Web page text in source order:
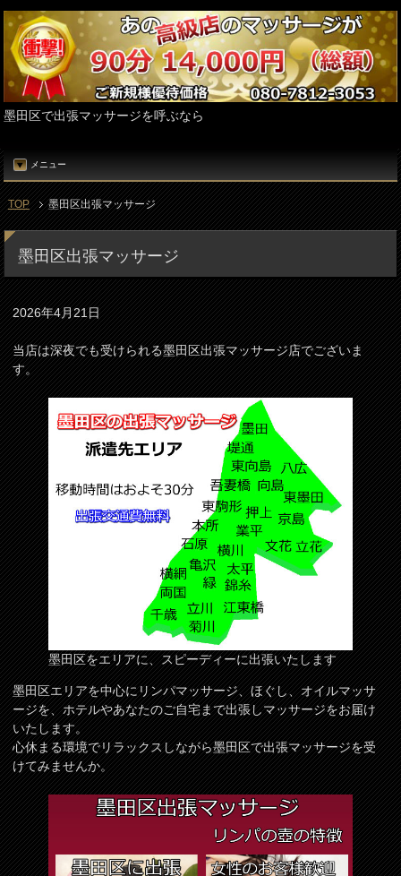
墨田区で出張マッサージを呼ぶなら
メニュー
TOP 墨田区出張マッサージ
墨田区出張マッサージ
2026年4月21日
当店は深夜でも受けられる墨田区出張マッサージ店でございま
す。
墨田区をエリアに、スピーディーに出張いたします
墨田区エリアを中心にリンパマッサージ、ほぐし、オイルマッサ
ージを、ホテルやあなたのご自宅まで出張しマッサージをお届け
いたします。
心休まる環境でリラックスしながら墨田区で出張マッサージを受
けてみませんか。